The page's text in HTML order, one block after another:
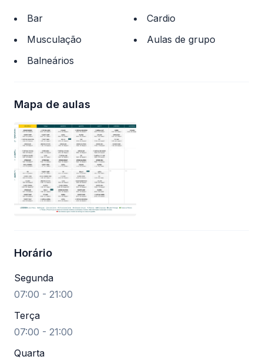
Bar
Cardio
Musculação
Aulas de grupo
Balneários
Mapa de aulas
Horário
Segunda
07:00 - 21:00
Terça
07:00 - 21:00
Quarta